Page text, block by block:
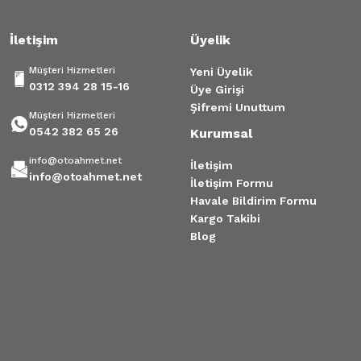
İletişim
Müşteri Hizmetleri
0312 394 28 15-16
Müşteri Hizmetleri
0542 382 65 26
info@otoahmet.net
info@otoahmet.net
Üyelik
Yeni Üyelik
Üye Girişi
Şifremi Unuttum
Kurumsal
İletişim
İletişim Formu
Havale Bildirim Formu
Kargo Takibi
Blog